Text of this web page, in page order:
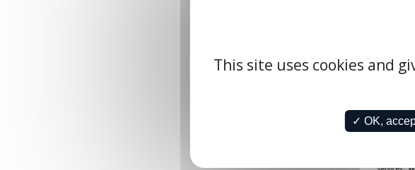
This site uses cookies and
✓ OK,